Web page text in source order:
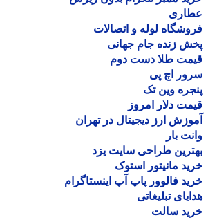
لوله و اتصالات
زنده جام جهانی
طلا دست دوم
اچ پی
وین تک
دلار امروز
ارز دیجیتال در تهران
بار
طراحی سایت یزد
مانیتور استوک
فالوور پاپ آپ اینستاگرام
تبلیغاتی
سالت